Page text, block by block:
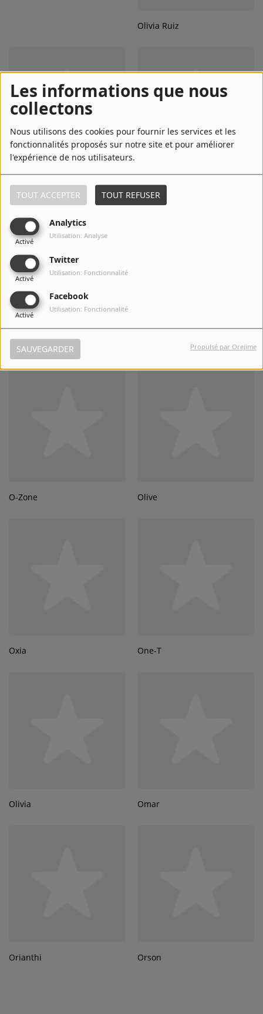
Les informations que nous
collectons
Nous utilisons des cookies pour fournir les services et les
fonctionnalités proposés sur notre site et pour améliorer
l'expérience de nos utilisateurs.
TOUT ACCEPTER TOUT REFUSER
Analytics
Activé
Utilisation: Analyse
Twitter
Activé
Utilisation: Fonctionnalité
Facebook
Activé
Utilisation: Fonctionnalité
SAUVEGARDER Propulsé par Orejime
Olivia Ruiz
Ottawan OutKast
Orchestral Manoeuvres in
the Dark
Oceana
O-Zone Olive
Oxia One-T
Olivia Omar
Orianthi Orson